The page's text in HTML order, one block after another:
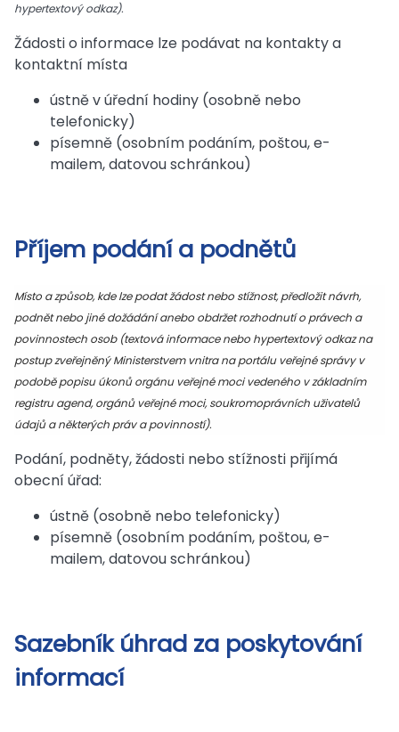
hypertextový odkaz).
Žádosti o informace lze podávat na kontakty a
kontaktní místa
ústně v úřední hodiny (osobně nebo
telefonicky)
písemně (osobním podáním, poštou, e-
mailem, datovou schránkou)
Příjem podání a podnětů
Místo a způsob, kde lze podat žádost nebo stížnost, předložit návrh,
podnět nebo jiné dožádání anebo obdržet rozhodnutí o právech a
povinnostech osob (textová informace nebo hypertextový odkaz na
postup zveřejněný Ministerstvem vnitra na portálu veřejné správy v
podobě popisu úkonů orgánu veřejné moci vedeného v základním
registru agend, orgánů veřejné moci, soukromoprávních uživatelů
údajů a některých práv a povinností).
Podání, podněty, žádosti nebo stížnosti přijímá
obecní úřad:
ústně (osobně nebo telefonicky)
písemně (osobním podáním, poštou, e-
mailem, datovou schránkou)
Sazebník úhrad za poskytování
informací